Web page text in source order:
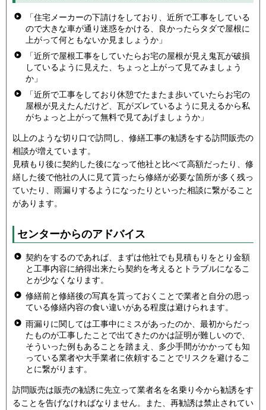
「住宅メーカーの下請けをしており、近所で工事をしている
ので大きな車が通り迷惑をかける、良かったらタダで屋根に
上がって何ともないか見ましょうか」
「近所で屋根工事をしていたらお宅の屋根が見え鬼瓦が破損
しているように見えた、ちょっと上がって見てみましょう
か」
「近所で工事をしており休憩でたまたま歩いていたらお宅の
屋根が見えたんだけど、瓦がズレているように見えるから私
がちょっと上がって無料で見てあげましょうか」
以上のような切り口で訪問し、修繕工事の勧誘をする訪問販売の
相談が増えています。
見積もり後に契約した後になって他社と比べて高額だったり、修
繕した後で他社の人に見て貰ったら修繕が必要な箇所が多く残っ
ていたり、雨漏りするようになったりといった相談に繋がること
があります。
センターからのアドバイス
契約をするのであれば、まずは他社でも見積もりをとり金額
と工事内容に納得出来たら契約を考えるとトラブルになるこ
とが少なくなります。
修繕前と修繕後の写真を貰っておくことで業者と自分の思っ
ている修繕内容の食い違いがある程度は避けられます。
雨漏りに関しては工事中にミスがあったのか、最初からだっ
たものが工事したことで出てきたのかは証明が難しいので、
そういった例もあることを踏まえ、多少手間がかかっても知
っている業者や大手業者に依頼することでリスクを避けるこ
とに繋がります。
訪問販売は販売の勧誘に先立って業者名を名乗り今から勧誘をす
ることを告げなければなりません。また、再勧誘は禁止されてい